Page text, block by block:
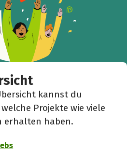
kannst du
Projekte wie viele
erhalten haben.